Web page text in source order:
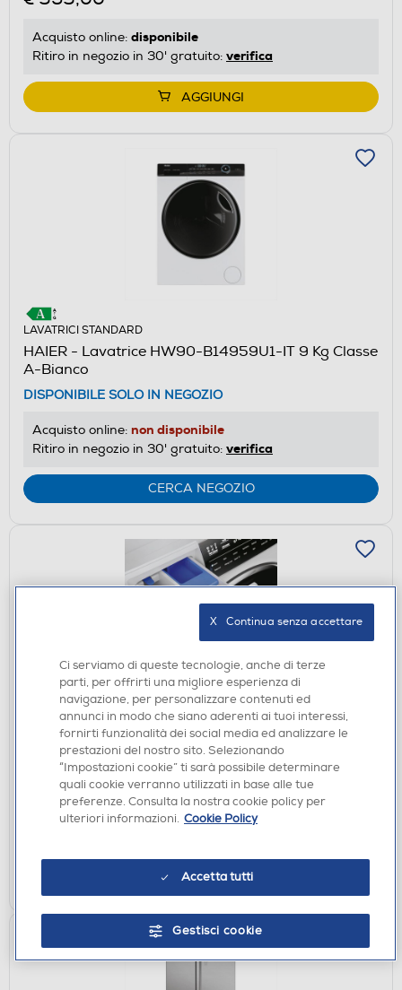
Acquisto online: disponibile
Ritiro in negozio in 30' gratuito: verifica
AGGIUNGI
LAVATRICI STANDARD
HAIER - Lavatrice HW90-B14959U1-IT 9 Kg Classe
A-Bianco
DISPONIBILE SOLO IN NEGOZIO
Acquisto online: non disponibile
Ritiro in negozio in 30' gratuito: verifica
CERCA NEGOZIO
LAVATRICI STANDARD
HAIER - Lavatrice HW110B14IGIEUIT 11 Kg Classe
A-Bianco
DISPONIBILE SOLO IN NEGOZIO
Acquisto online:non disponibile
CERCA NEGOZIO
Ci serviamo di queste tecnologie, anche di terze
parti, per offrirti una migliore esperienza di
navigazione, per personalizzare contenuti ed
annunci in modo che siano aderenti ai tuoi interessi,
fornirti funzionalità dei social media ed analizzare le
prestazioni del nostro sito. Selezionando
“Impostazioni cookie” ti sarà possibile determinare
quali cookie verranno utilizzati in base alle tue
preferenze. Consulta la nostra cookie policy per
ulteriori informazioni. Cookie Policy
Accetta tutti
Gestisci cookie
X   Continua senza accettare